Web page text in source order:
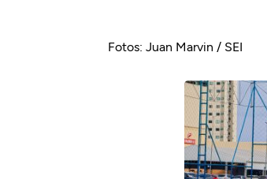
Fotos: Juan Marvin / SEI